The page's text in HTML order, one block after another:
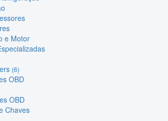
e Motor
(6)
OBD
OBD
Chaves